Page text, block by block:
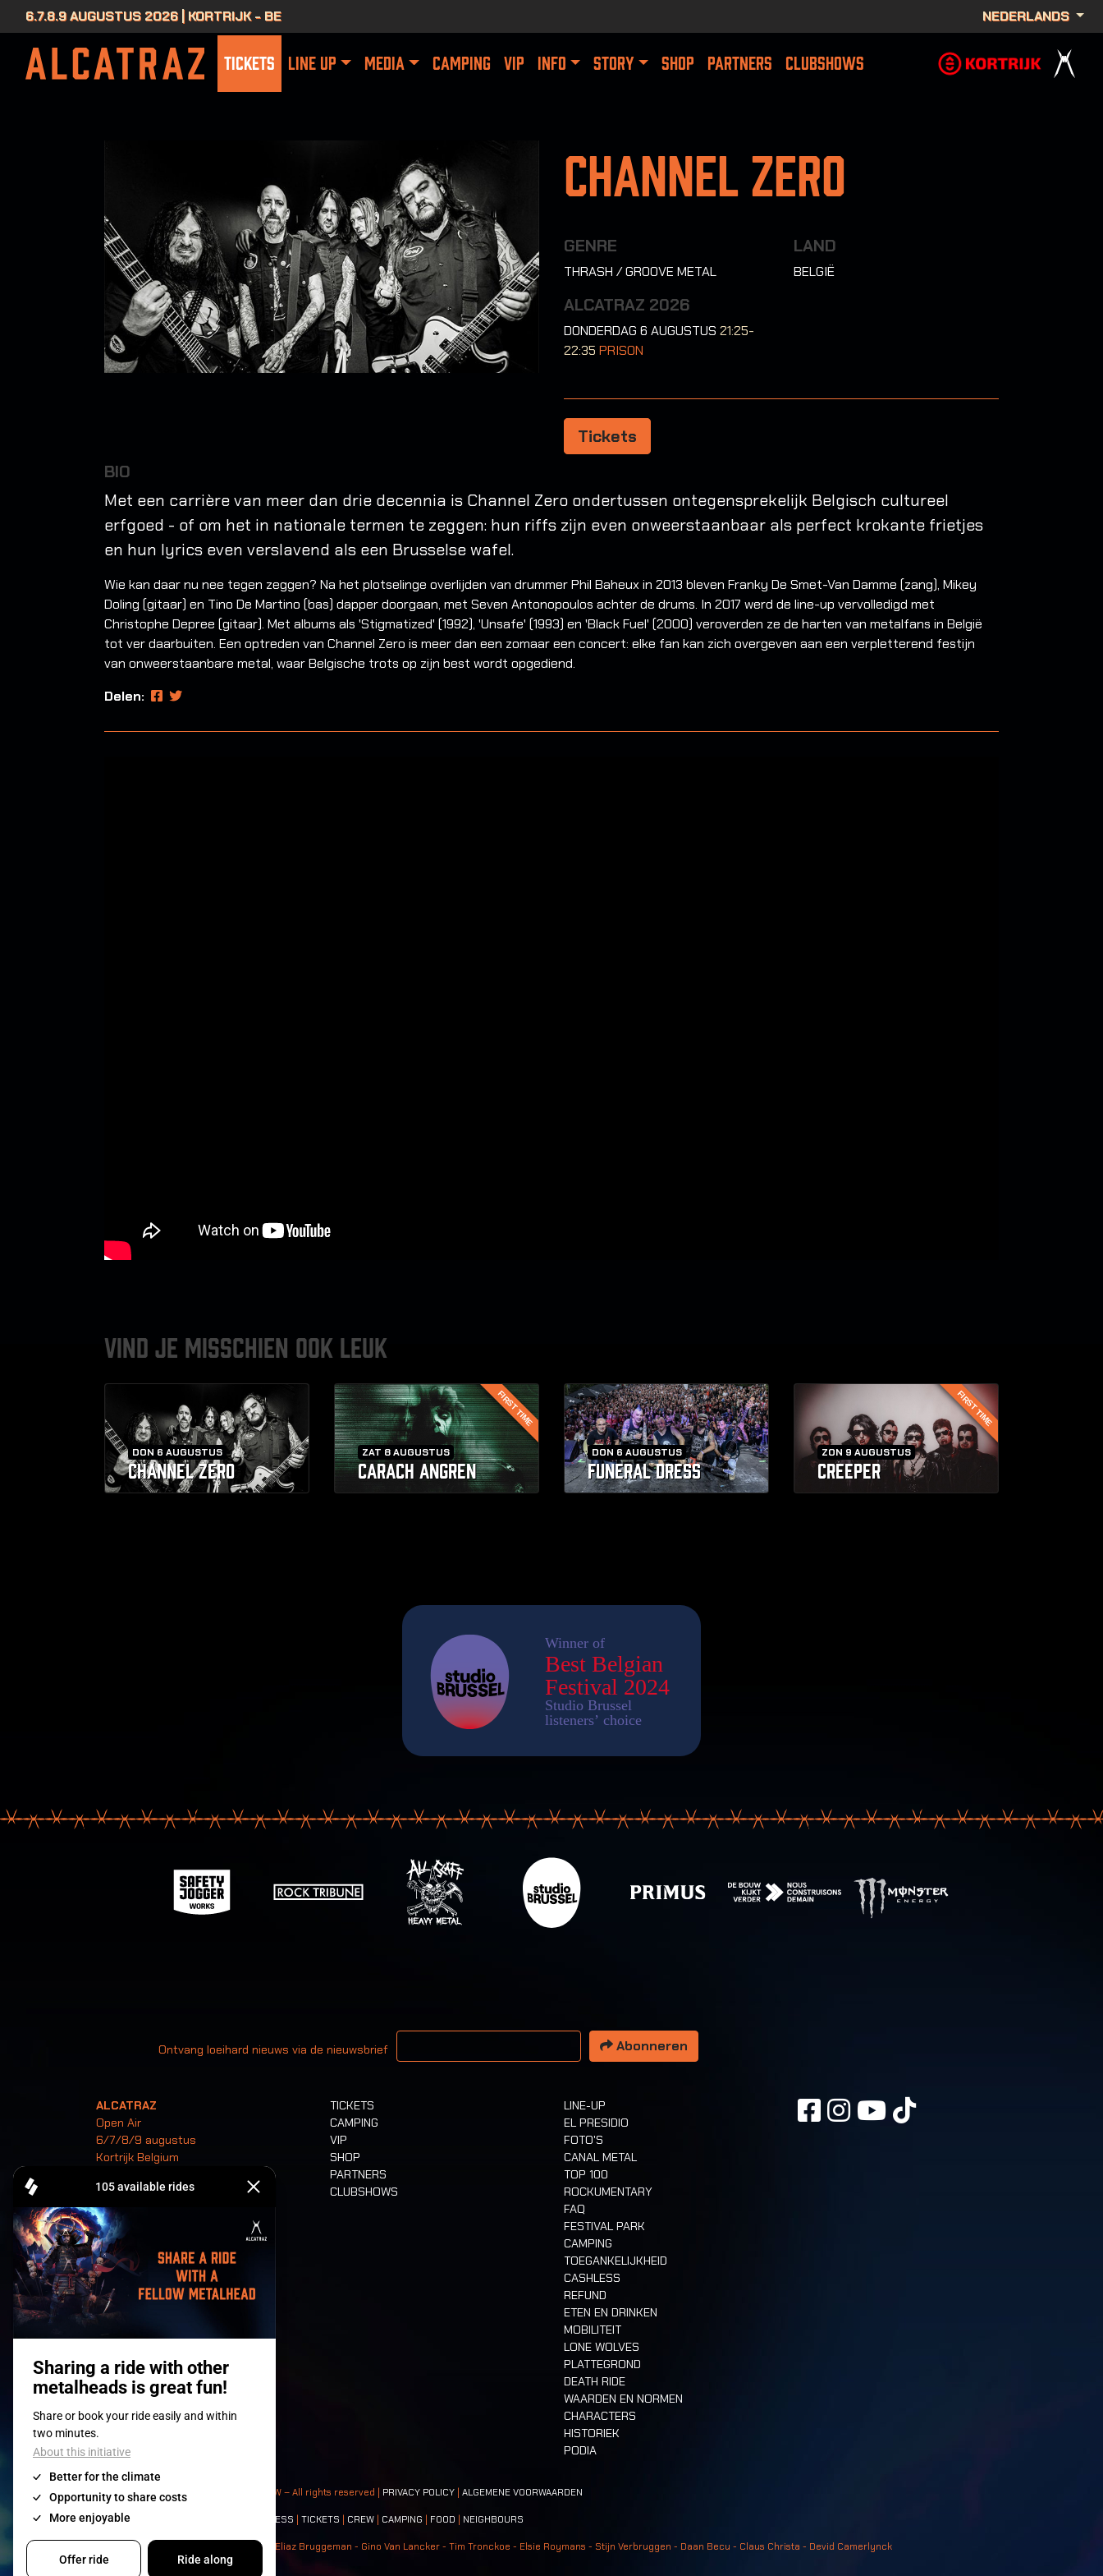
6.7.8.9 AUGUSTUS 2026 | KORTRIJK - BE NEDERLANDS
TICKETS LINE UP MEDIA CAMPING VIP INFO STORY SHOP PARTNERS CLUBSHOWS
Channel Zero
GENRE
THRASH / GROOVE METAL
LAND
BELGIË
ALCATRAZ 2026
DONDERDAG 6 AUGUSTUS 21:25-
22:35 PRISON
Tickets
BIO
Met een carrière van meer dan drie decennia is Channel Zero ondertussen ontegensprekelijk Belgisch cultureel
erfgoed - of om het in nationale termen te zeggen: hun riffs zijn even onweerstaanbaar als perfect krokante frietjes
en hun lyrics even verslavend als een Brusselse wafel.
Wie kan daar nu nee tegen zeggen? Na het plotselinge overlijden van drummer Phil Baheux in 2013 bleven Franky De Smet-Van Damme (zang), Mikey
Doling (gitaar) en Tino De Martino (bas) dapper doorgaan, met Seven Antonopoulos achter de drums. In 2017 werd de line-up vervolledigd met
Christophe Depree (gitaar). Met albums als 'Stigmatized' (1992), 'Unsafe' (1993) en 'Black Fuel' (2000) veroverden ze de harten van metalfans in België
tot ver daarbuiten. Een optreden van Channel Zero is meer dan een zomaar een concert: elke fan kan zich overgeven aan een verpletterend festijn
van onweerstaanbare metal, waar Belgische trots op zijn best wordt opgediend.
Delen:
VIND JE MISSCHIEN OOK LEUK
DON 6 AUGUSTUS
CHANNEL ZERO
FIRST TIME
ZAT 8 AUGUSTUS
CARACH ANGREN
DON 6 AUGUSTUS
FUNERAL DRESS
FIRST TIME
ZON 9 AUGUSTUS
CREEPER
Ontvang loeihard nieuws via de nieuwsbrief
Uw email adres
Abonneren
ALCATRAZ
Open Air
6/7/8/9 augustus
Kortrijk Belgium
Tickets
TICKETS
CAMPING
VIP
SHOP
PARTNERS
CLUBSHOWS
LINE-UP
EL PRESIDIO
FOTO'S
CANAL METAL
TOP 100
ROCKUMENTARY
FAQ
FESTIVAL PARK
CAMPING
TOEGANKELIJKHEID
CASHLESS
REFUND
ETEN EN DRINKEN
MOBILITEIT
LONE WOLVES
PLATTEGROND
DEATH RIDE
WAARDEN EN NORMEN
CHARACTERS
HISTORIEK
PODIA
© 2008-2026 - Apache Productions VZW – All rights reserved | PRIVACY POLICY ALGEMENE VOORWAARDEN
Contact: PRESS TICKETS CREW CAMPING FOOD NEIGHBOURS
Photos: Ann Kermans - Hans Van Hoof - Eliaz Bruggeman - Gino Van Lancker - Tim Tronckoe - Elsie Roymans - Stijn Verbruggen - Daan Becu - Claus Christa - Devid Camerlynck